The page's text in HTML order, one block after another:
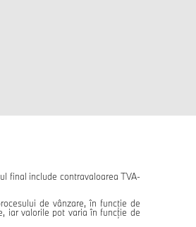
final include contravaloarea TVA-
de vânzare, în funcție de
iar valorile pot varia în funcție de